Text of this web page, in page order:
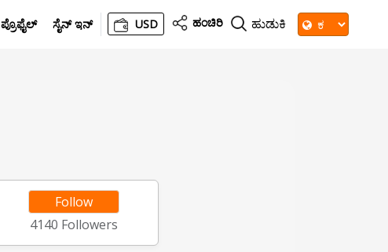
ಪ್ರೊಫೈಲ್ ಸೈನ್ ಇನ್ USD ಹಂಚಿರಿ ಹುಡುಕಿ
Follow
4140 Followers